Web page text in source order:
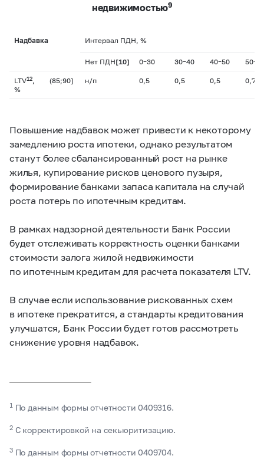
недвижимостью9
Надбавка Интервал ПДН, %
Нет ПДН[10] 0–30 30–40 40–50
LTV12,
%
(85;90] н/п 0,5 0,5 0,5 0,7
Повышение надбавок может привести к некоторому
замедлению роста ипотеки, однако результатом
станут более сбалансированный рост на рынке
жилья, купирование рисков ценового пузыря,
формирование банками запаса капитала на случай
роста потерь по ипотечным кредитам.
В рамках надзорной деятельности Банк России
будет отслеживать корректность оценки банками
стоимости залога жилой недвижимости
по ипотечным кредитам для расчета показателя LTV.
В случае если использование рискованных схем
в ипотеке прекратится, а стандарты кредитования
улучшатся, Банк России будет готов рассмотреть
снижение уровня надбавок.
1По данным формы отчетности 0409316.
2С корректировкой на секьюритизацию.
3По данным формы отчетности 0409704.